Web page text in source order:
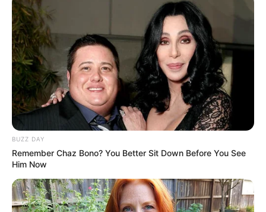
BUZZ DAY
Remember Chaz Bono? You Better Sit Down Before You See
Him Now